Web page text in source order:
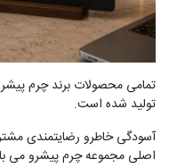
تمامی محصولات برند چرم
تولید شده است.
آسودگی خاطرو رضایتمندی
اصلی مجموعه چرم پیشرو می